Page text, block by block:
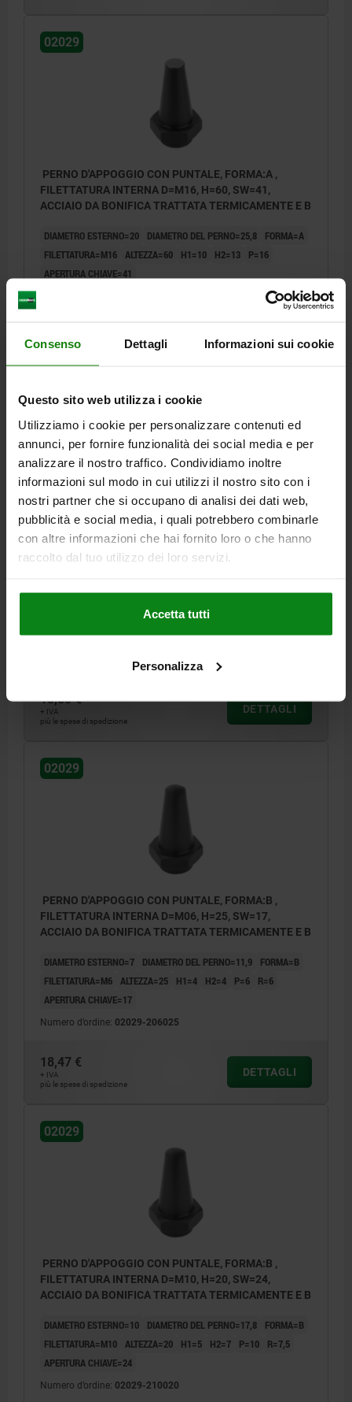
Consenso Dettagli Informazioni sui cookie
Questo sito web utilizza i cookie
Utilizziamo i cookie per personalizzare contenuti ed
annunci, per fornire funzionalità dei social media e per
analizzare il nostro traffico. Condividiamo inoltre
informazioni sul modo in cui utilizzi il nostro sito con i
nostri partner che si occupano di analisi dei dati web,
pubblicità e social media, i quali potrebbero combinarle
con altre informazioni che hai fornito loro o che hanno
raccolto dal tuo utilizzo dei loro servizi.
Accetta tutti
Personalizza
02029
PERNO D'APPOGGIO CON PUNTALE, FORMA:A ,
FILETTATURA INTERNA D=M16, H=60, SW=41,
ACCIAIO DA BONIFICA TRATTATA TERMICAMENTE E B
DIAMETRO ESTERNO=20 DIAMETRO DEL PERNO=25,8
FORMA=A
FILETTATURA=M16 ALTEZZA=60 H1=10 H2=13
P=16
APERTURA CHIAVE=41
+ IVA
DETTAGLI
02029
PERNO D'APPOGGIO CON PUNTALE, FORMA:B ,
FILETTATURA INTERNA D=M06, H=12,5, SW=17,
ALTEZZA=12,5 H1=4
APERTURA CHIAVE=17
02029-206012
13,50 €
+ IVA
più le spese di spedizione
DETTAGLI
02029
PERNO D'APPOGGIO CON PUNTALE, FORMA:B ,
FILETTATURA INTERNA D=M06, H=25, SW=17,
ACCIAIO DA BONIFICA TRATTATA TERMICAMENTE E B
DIAMETRO ESTERNO=7 DIAMETRO DEL PERNO=11,9
FORMA=B
FILETTATURA=M6 ALTEZZA=25 H1=4 H2=4 P=6
R=6
APERTURA CHIAVE=17
Numero d’ordine: 02029-206025
18,47 €
+ IVA
più le spese di spedizione
DETTAGLI
02029
PERNO D'APPOGGIO CON PUNTALE, FORMA:B ,
FILETTATURA INTERNA D=M10, H=20, SW=24,
ACCIAIO DA BONIFICA TRATTATA TERMICAMENTE E B
DIAMETRO ESTERNO=10 DIAMETRO DEL PERNO=17,8
FORMA=B
FILETTATURA=M10 ALTEZZA=20 H1=5 H2=7 P=10
R=7,5
APERTURA CHIAVE=24
Numero d’ordine: 02029-210020